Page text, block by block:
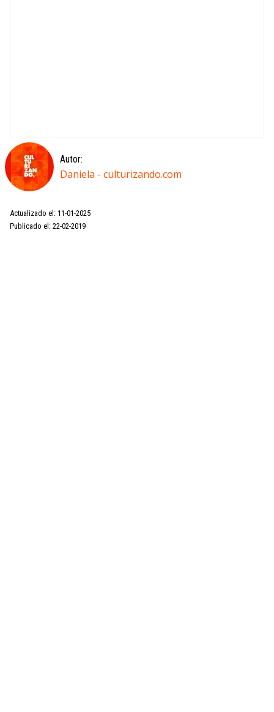
Autor:
Daniela - culturizando.com
Actualizado el: 11-01-2025
Publicado el: 22-02-2019